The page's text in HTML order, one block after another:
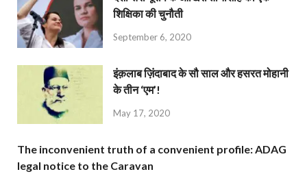
शिक्षिका की चुनौती
September 6, 2020
इंक़लाब ज़िंदाबाद के सौ साल और हसरत मोहानी
के तीन ‘एम’!
May 17, 2020
The inconvenient truth of a convenient profile: ADAG
legal notice to the Caravan